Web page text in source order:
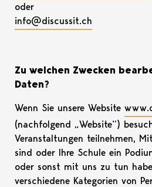
oder
info@discussit.ch
Zu welchen Zwecken
Daten?
Wenn Sie unsere Website
(nachfolgend „Website“)
Veranstaltungen teilnehmen,
sind oder Ihre Schule ein
oder sonst mit uns zu tun
verschiedene Kategorien von